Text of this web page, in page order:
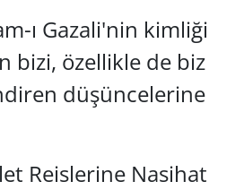
ı Gazali'nin kimliği
bizi, özellikle de biz
düşüncelerine
Reislerine Nasihat